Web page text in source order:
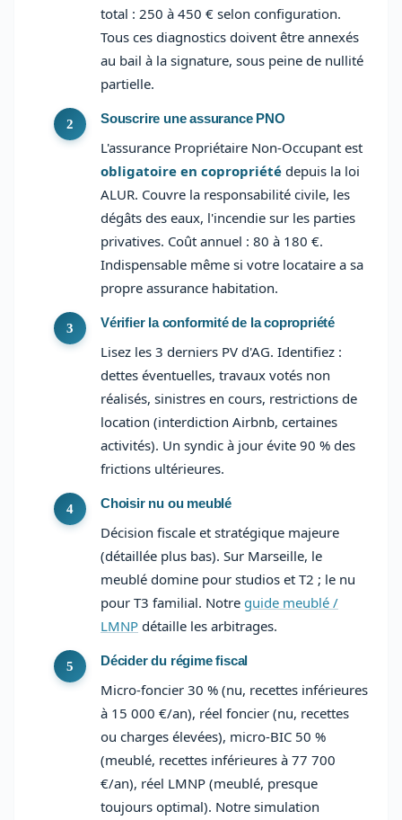
total : 250 à 450 € selon configuration.
Tous ces diagnostics doivent être annexés
au bail à la signature, sous peine de nullité
partielle.
Souscrire une assurance PNO
L'assurance Propriétaire Non-Occupant est
obligatoire en copropriété depuis la loi
ALUR. Couvre la responsabilité civile, les
dégâts des eaux, l'incendie sur les parties
privatives. Coût annuel : 80 à 180 €.
Indispensable même si votre locataire a sa
propre assurance habitation.
Vérifier la conformité de la copropriété
Lisez les 3 derniers PV d'AG. Identifiez :
dettes éventuelles, travaux votés non
réalisés, sinistres en cours, restrictions de
location (interdiction Airbnb, certaines
activités). Un syndic à jour évite 90 % des
frictions ultérieures.
Choisir nu ou meublé
Décision fiscale et stratégique majeure
(détaillée plus bas). Sur Marseille, le
meublé domine pour studios et T2 ; le nu
pour T3 familial. Notre guide meublé /
LMNP détaille les arbitrages.
Décider du régime fiscal
Micro-foncier 30 % (nu, recettes inférieures
à 15 000 €/an), réel foncier (nu, recettes
ou charges élevées), micro-BIC 50 %
(meublé, recettes inférieures à 77 700
€/an), réel LMNP (meublé, presque
toujours optimal). Notre simulation